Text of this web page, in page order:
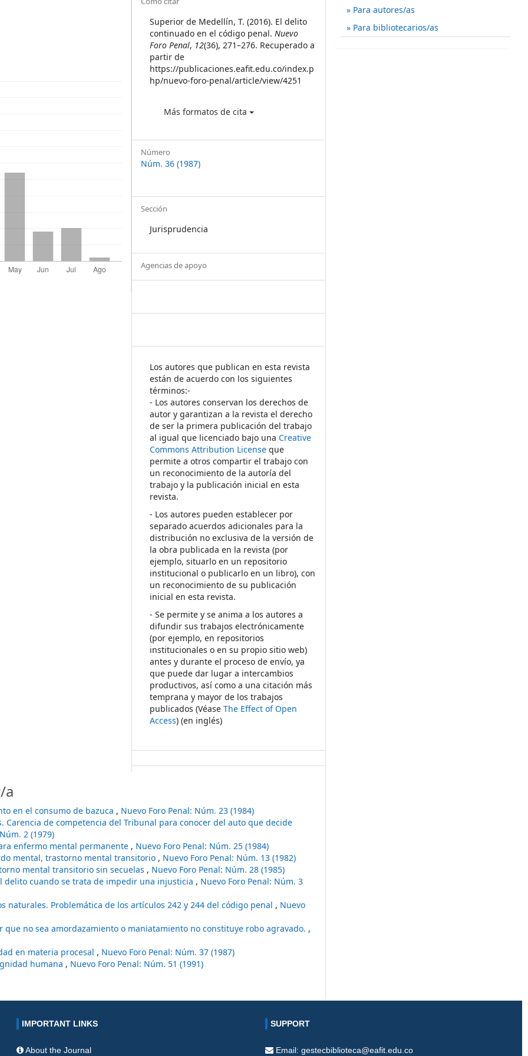
Details
Superior de Medellín, T. (2016). El delito
continuado en el código penal.Nuevo
Foro Penal, 12(36), 271–276. Recuperado a
partir de
https://publicaciones.eafit.edu.co/index.p
hp/nuevo-foro-penal/article/view/4251
Más formatos de cita
Número
Núm. 36 (1987)
Sección
Jurisprudencia
Agencias de apoyo
Los autores que publican en esta revista
están de acuerdo con los siguientes
términos:-
- Los autores conservan los derechos de
autor y garantizan a la revista el derecho
de ser la primera publicación del trabajo
al igual que licenciado bajo unaCreative
Commons Attribution License que
permite a otros compartir el trabajo con
un reconocimiento de la autoría del
trabajo y la publicación inicial en esta
revista.
- Los autores pueden establecer por
separado acuerdos adicionales para la
distribución no exclusiva de la versión de
la obra publicada en la revista (por
ejemplo, situarlo en un repositorio
institucional o publicarlo en un libro), con
un reconocimiento de su publicación
inicial en esta revista.
- Se permite y se anima a los autores a
difundir sus trabajos electrónicamente
(por ejemplo, en repositorios
institucionales o en su propio sitio web)
antes y durante el proceso de envío, ya
que puede dar lugar a intercambios
productivos, así como a una citación más
temprana y mayor de los trabajos
publicados (VéaseThe Effect of Open
Access) (en inglés)
a
en el consumo de bazuca , Nuevo Foro Penal: Núm. 23 (1984)
Carencia de competencia del Tribunal para conocer del auto que decide
2 (1979)
enfermo mental permanente , Nuevo Foro Penal: Núm. 25 (1984)
mental, trastorno mental transitorio , Nuevo Foro Penal: Núm. 13 (1982)
mental transitorio sin secuelas , Nuevo Foro Penal: Núm. 28 (1985)
delito cuando se trata de impedir una injusticia , Nuevo Foro Penal: Núm. 3
naturales. Problemática de los artículos 242 y 244 del código penal , Nuevo
que no sea amordazamiento o maniatamiento no constituye robo agravado. ,
en materia procesal , Nuevo Foro Penal: Núm. 37 (1987)
humana , Nuevo Foro Penal: Núm. 51 (1991)
Para autores/as
Para bibliotecarios/as
IMPORTANT LINKS
About the Journal
SUPPORT
Email: gestecbiblioteca@eafit.edu.co